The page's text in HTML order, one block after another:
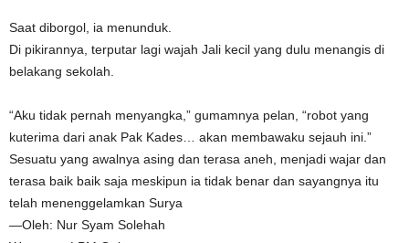
Saat diborgol, ia menunduk.
Di pikirannya, terputar lagi wajah Jali kecil yang dulu menangis di
belakang sekolah.
“Aku tidak pernah menyangka,” gumamnya pelan, “robot yang
kuterima dari anak Pak Kades… akan membawaku sejauh ini.”
Sesuatu yang awalnya asing dan terasa aneh, menjadi wajar dan
terasa baik baik saja meskipun ia tidak benar dan sayangnya itu
telah menenggelamkan Surya
—Oleh: Nur Syam Solehah